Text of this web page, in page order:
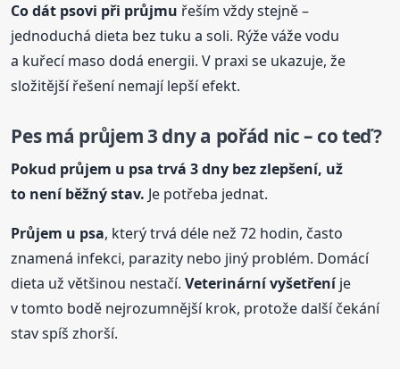
Co dát psovi při průjmu řeším vždy stejně –
jednoduchá dieta bez tuku a soli. Rýže váže vodu
a kuřecí maso dodá energii. V praxi se ukazuje, že
složitější řešení nemají lepší efekt.
Pes má průjem 3 dny a pořád nic – co teď?
Pokud průjem u psa trvá 3 dny bez zlepšení, už
to není běžný stav. Je potřeba jednat.
Průjem u psa, který trvá déle než 72 hodin, často
znamená infekci, parazity nebo jiný problém. Domácí
dieta už většinou nestačí.Veterinární vyšetřeníje
v tomto bodě nejrozumnější krok, protože další čekání
stav spíš zhorší.